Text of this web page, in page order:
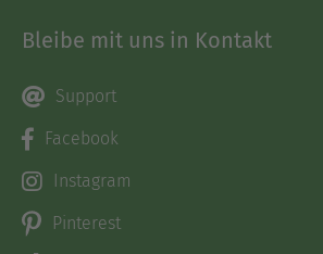
Bleibe mit uns in Kontakt
Support
Facebook
Instagram
Pinterest